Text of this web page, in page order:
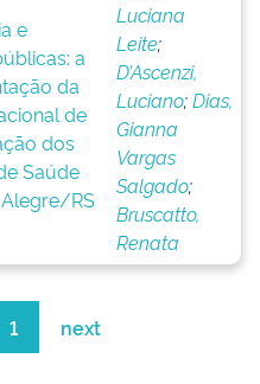
e
a
da
de
dos
Saúde
RS
Luciana
Leite;
D’Ascenzi,
Luciano;Dias,
Gianna
Vargas
Salgado;
Bruscatto,
Renata
1 next